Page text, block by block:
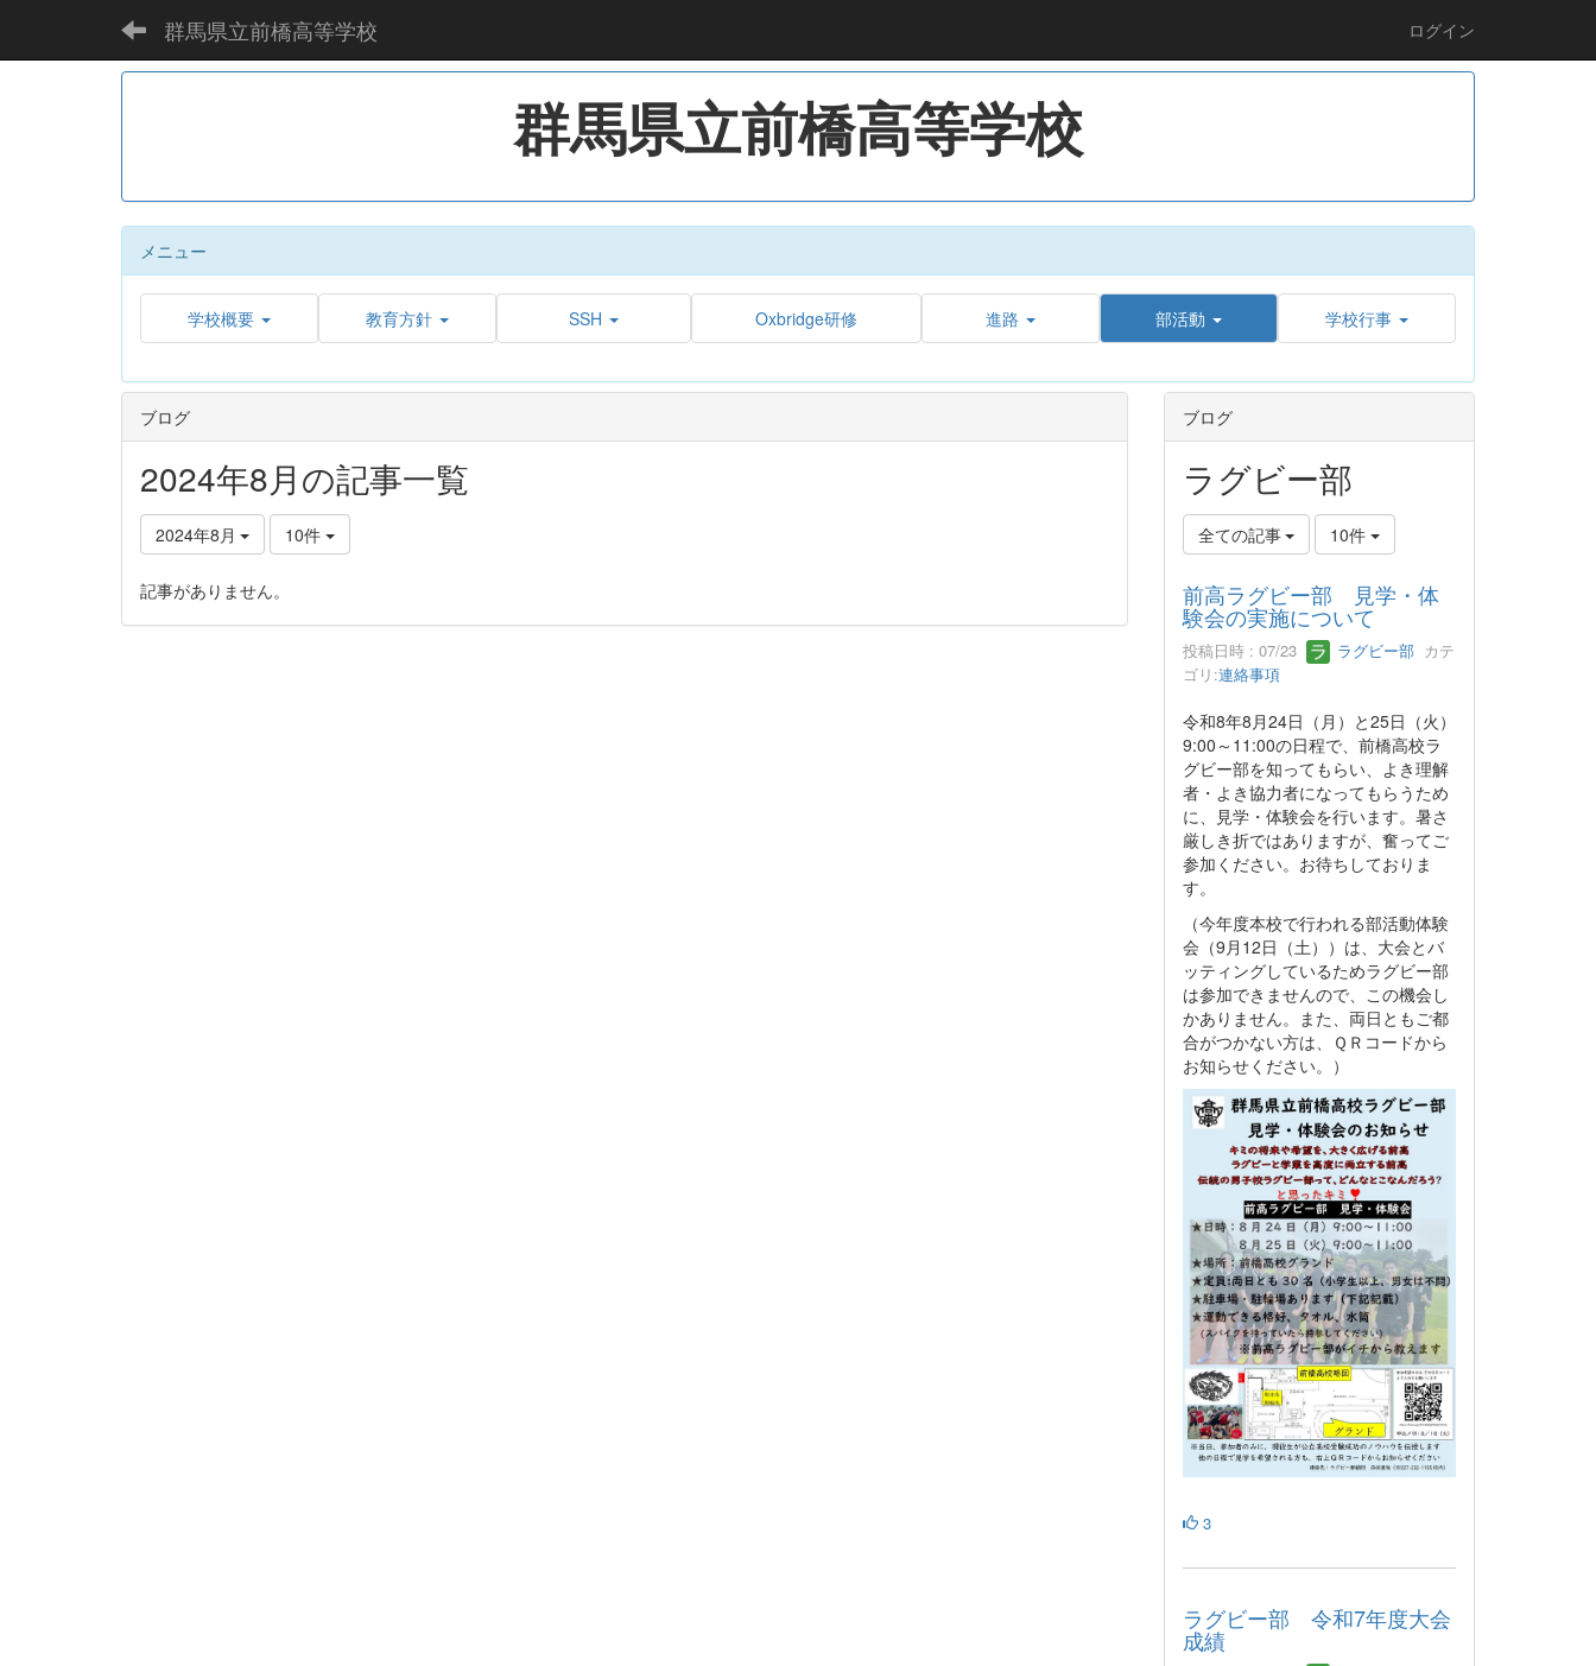
群馬県立前橋高等学校 ログイン
群馬県立前橋高等学校
メニュー
学校概要 教育方針 SSH Oxbridge研修 進路 部活動 学校行事
ブログ
2024年8月の記事一覧
2024年8月 10件
記事がありません。
ブログ
ラグビー部
全ての記事 10件
前高ラグビー部 見学・体
験会の実施について
投稿日時 : 07/23 ラグビー部カテ
ゴリ:連絡事項
令和8年8月24日（月）と25日（火）
9:00～11:00の日程で、前橋高校ラ
グビー部を知ってもらい、よき理解
者・よき協力者になってもらうため
に、見学・体験会を行います。暑さ
厳しき折ではありますが、奮ってご
参加ください。お待ちしておりま
す。
（今年度本校で行われる部活動体験
会（9月12日（土））は、大会とバ
ッティングしているためラグビー部
は参加できませんので、この機会し
かありません。また、両日ともご都
合がつかない方は、ＱＲコードから
お知らせください。）
3
ラグビー部 令和7年度大会
成績